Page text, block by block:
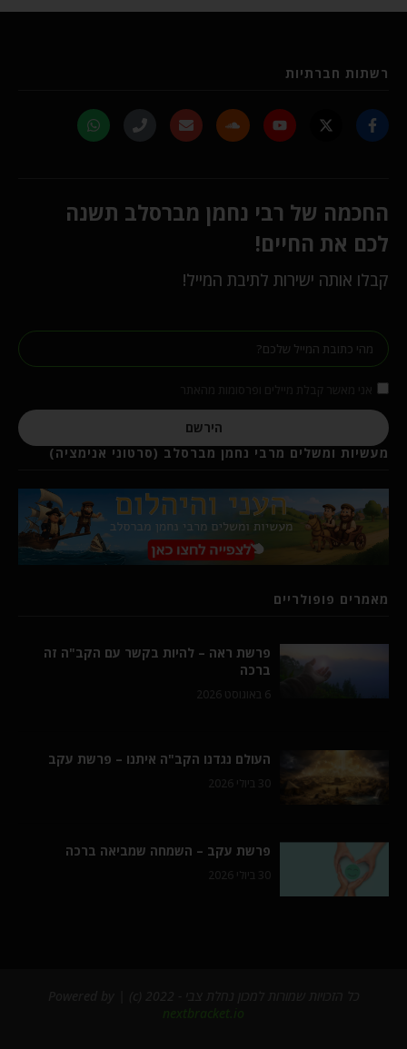
רשתות חברתיות
החכמה של רבי נחמן מברסלב תשנה
לכם את החיים!
קבלו אותה ישירות לתיבת המייל!
הירשם
מעשיות ומשלים מרבי נחמן מברסלב (סרטוני אנימציה)
מאמרים פופולריים
פרשת ראה – להיות בקשר עם הקב"ה זה
ברכה
6 באוגוסט 2026
העולם נגדנו הקב"ה איתנו – פרשת עקב
30 ביולי 2026
פרשת עקב – השמחה שמביאה ברכה
30 ביולי 2026
nextbracket.io